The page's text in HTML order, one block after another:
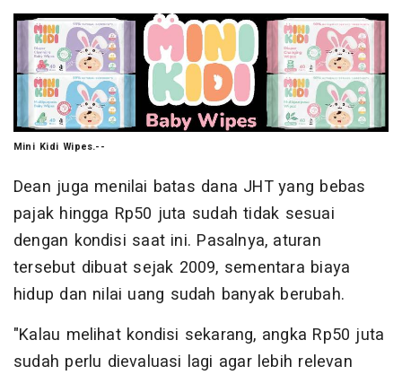
Mini Kidi Wipes.--
Dean juga menilai batas dana JHT yang bebas
pajak hingga Rp50 juta sudah tidak sesuai
dengan kondisi saat ini. Pasalnya, aturan
tersebut dibuat sejak 2009, sementara biaya
hidup dan nilai uang sudah banyak berubah.
"Kalau melihat kondisi sekarang, angka Rp50 juta
sudah perlu dievaluasi lagi agar lebih relevan